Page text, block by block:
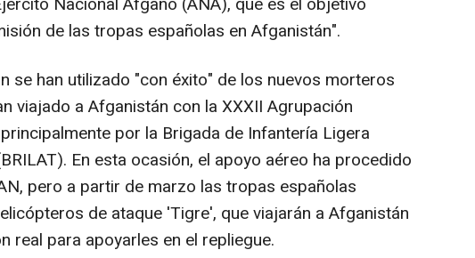
de las tropas españolas en Afganistán".
se han utilizado "con éxito" de los nuevos morteros
viajado a Afganistán con la XXXII Agrupación
por la Brigada de Infantería Ligera
En esta ocasión, el apoyo aéreo ha procedido
pero a partir de marzo las tropas españolas
de ataque 'Tigre', que viajarán a Afganistán
real para apoyarles en el repliegue.